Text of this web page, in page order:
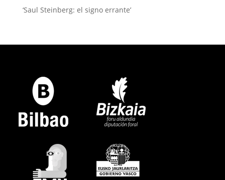
‘Saul Steinberg: el signo errante’